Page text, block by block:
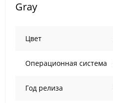
Gray
Цвет
Операционная система
Год релиза